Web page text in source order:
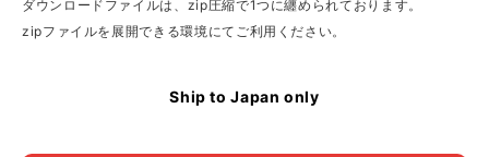
ダウンロードファイルは、zip圧縮で1つに纏められております。
zipファイルを展開できる環境にてご利用ください。
Ship to Japan only